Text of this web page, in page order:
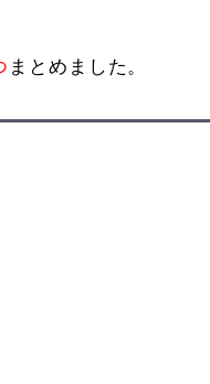
まとめました。